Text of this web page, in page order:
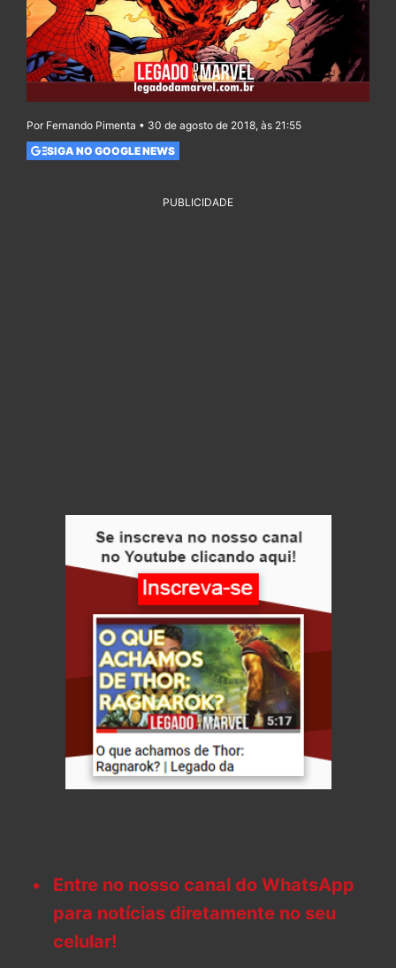
Por Fernando Pimenta • 30 de agosto de 2018, às 21:55
SIGA NO GOOGLE NEWS
PUBLICIDADE
Entre no nosso canal do WhatsApp
para notícias diretamente no seu
celular!